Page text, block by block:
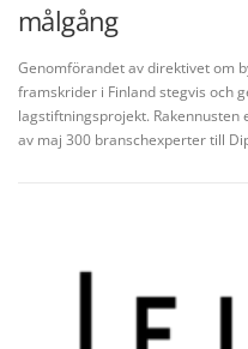
målgång
Genomförandet av direktivet om
framskrider i Finland stegvis och
lagstiftningsprojekt.
av maj 300 branschexperter till